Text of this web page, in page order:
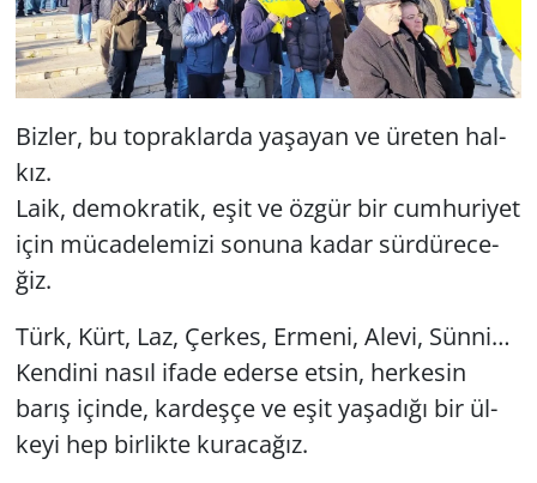
Biz­ler, bu top­rak­lar­da ya­şa­yan ve üre­ten hal­
kız.
Laik, de­mok­ra­tik, eşit ve özgür bir cum­hu­ri­yet
için mü­ca­de­le­mi­zi so­nu­na kadar sür­dü­re­ce­
ğiz.
Türk, Kürt, Laz, Çer­kes, Er­me­ni, Alevi, Sünni…
Ken­di­ni nasıl ifade eder­se etsin, her­ke­sin
barış için­de, kar­deş­çe ve eşit ya­şa­dı­ğı bir ül­
ke­yi hep bir­lik­te ku­ra­ca­ğız.